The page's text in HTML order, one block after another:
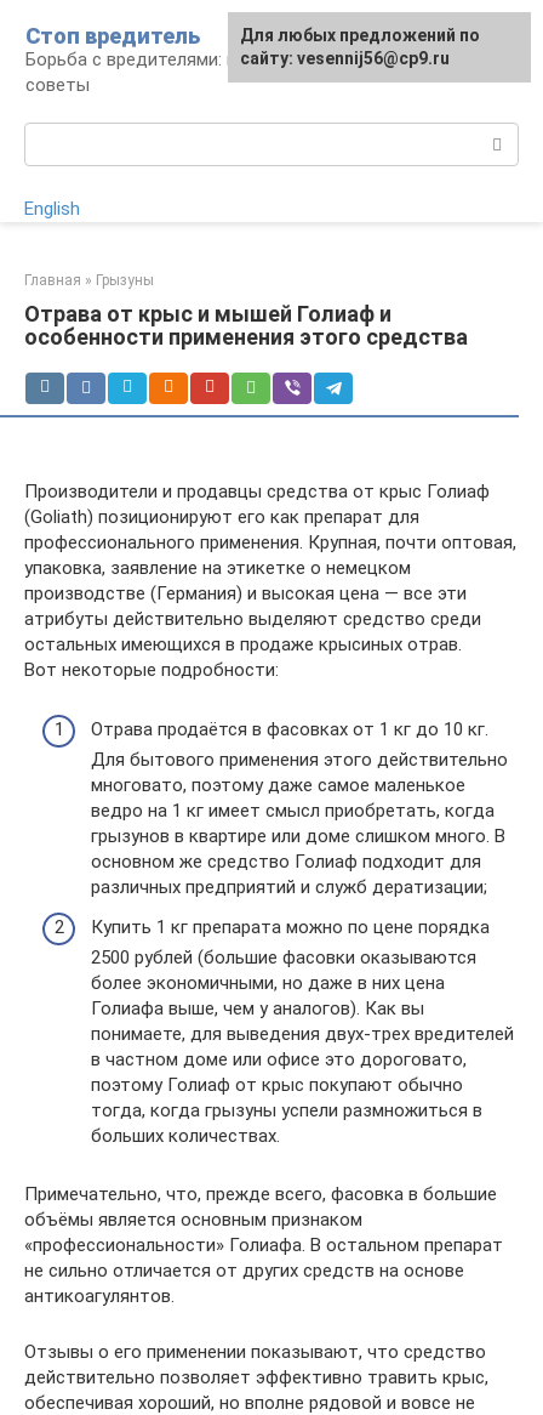
контенту
Стоп вредитель
Борьба с вредителями: правила, средства,
советы
English
Главная » Грызуны
Отрава от крыс и мышей Голиаф и
особенности применения этого средства
Производители и продавцы средства от крыс Голиаф
(Goliath) позиционируют его как препарат для
профессионального применения. Крупная, почти оптовая,
упаковка, заявление на этикетке о немецком
производстве (Германия) и высокая цена — все эти
атрибуты действительно выделяют средство среди
остальных имеющихся в продаже крысиных отрав.
Вот некоторые подробности:
Отрава продаётся в фасовках от 1 кг до 10 кг.
Для бытового применения этого действительно
многовато, поэтому даже самое маленькое
ведро на 1 кг имеет смысл приобретать, когда
грызунов в квартире или доме слишком много. В
основном же средство Голиаф подходит для
различных предприятий и служб дератизации;
Купить 1 кг препарата можно по цене порядка
2500 рублей (большие фасовки оказываются
более экономичными, но даже в них цена
Голиафа выше, чем у аналогов). Как вы
понимаете, для выведения двух-трех вредителей
в частном доме или офисе это дороговато,
поэтому Голиаф от крыс покупают обычно
тогда, когда грызуны успели размножиться в
больших количествах.
Примечательно, что, прежде всего, фасовка в большие
объёмы является основным признаком
«профессиональности» Голиафа. В остальном препарат
не сильно отличается от других средств на основе
антикоагулянтов.
Отзывы о его применении показывают, что средство
действительно позволяет эффективно травить крыс,
обеспечивая хороший, но вполне рядовой и вовсе не
Для любых предложений по
сайту: vesennij56@cp9.ru